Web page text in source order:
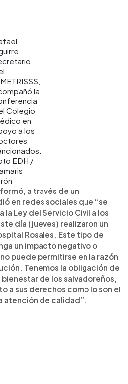
la
Colegio
en
a los
EDH /
a través de un
en redes sociales que “se
Ley del Servicio Civil a los
día (jueves) realizaron un
Rosales. Este tipo de
un impacto negativo o
puede permitirse en la razón
Tenemos la obligación de
bienestar de los salvadoreños,
a sus derechos como lo son el
atención de calidad”.